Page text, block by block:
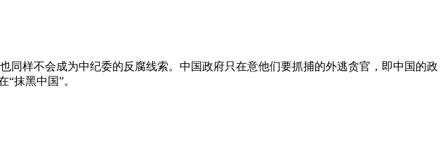
样不会成为中纪委的反腐线索。中国政府只在意他们要抓捕的外逃贪官，即中国的政
抹黑中国”。